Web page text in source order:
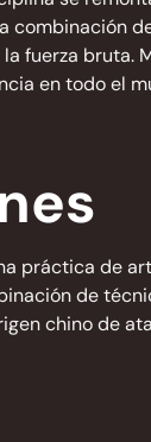
fuerza bruta.
en todo el
práctica de
de
chino de